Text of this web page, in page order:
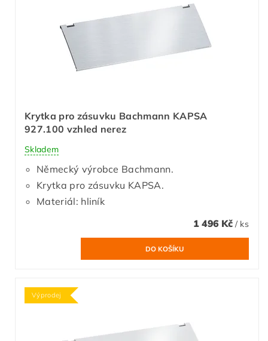
Krytka pro zásuvku Bachmann KAPSA
927.100 vzhled nerez
Skladem
Německý výrobce Bachmann.
Krytka pro zásuvku KAPSA.
Materiál: hliník
1 496 Kč / ks
Výprodej